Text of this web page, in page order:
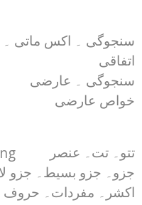
سنجوگی ۔ اکس ماتی ۔
اتفاقی
سنجوگی ۔ عارضی
خواص عارضی
تتو۔ تت۔ عنصر
جزو۔ جزو بسیط۔ جزو
اکشر۔ مفردات۔